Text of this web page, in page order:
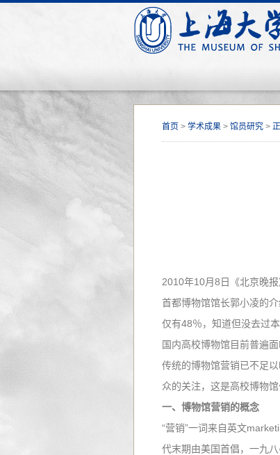
首页 > 学术成果 > 馆员研究 >
2010年10月8日《北京晚
首都博物馆馆长郭小凌的
仅有48％，知道但没去过
国内高校博物馆目前普遍面
传统的博物馆营销已不足
众的关注，这是高校博物
一、博物馆营销的概念
“营销”一词来自英文
代末期由美国首倡，一九